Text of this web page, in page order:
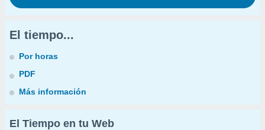
El tiempo...
Por horas
PDF
Más información
El Tiempo en tu Web